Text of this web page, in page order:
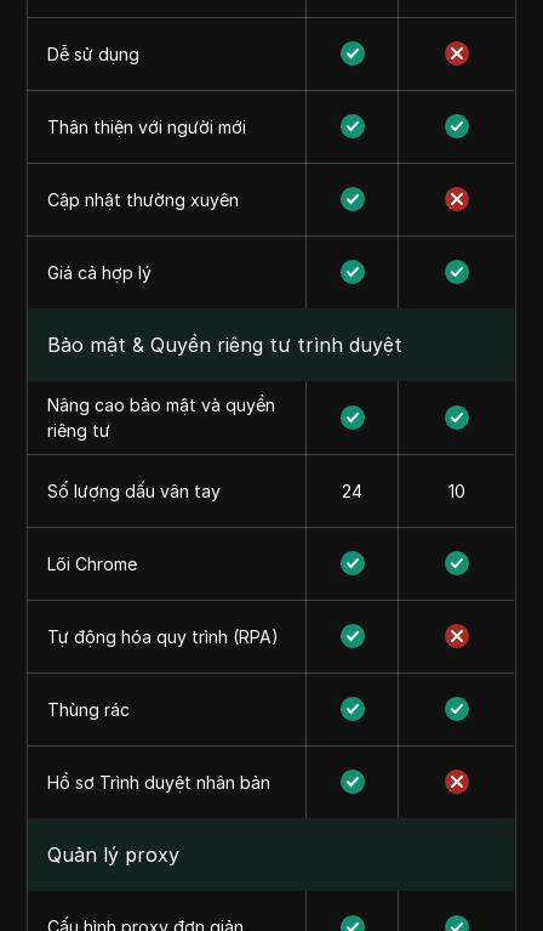
Dễ sử dụng
Thân thiện với người mới
Cập nhật thường xuyên
Giá cả hợp lý
Bảo mật & Quyền riêng tư trình duyệt
Nâng cao bảo mật và quyền
riêng tư
Số lượng dấu vân tay 24 10
Lõi Chrome
Tự động hóa quy trình (RPA)
Thùng rác
Hồ sơ Trình duyệt nhân bản
Quản lý proxy
Cấu hình proxy đơn giản